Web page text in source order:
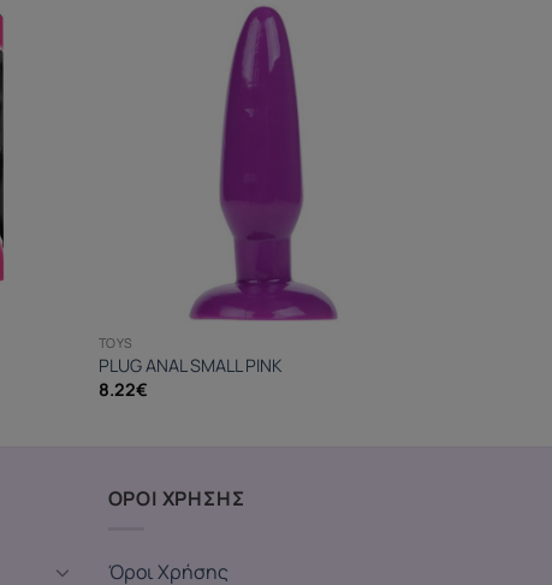
TOYS
PLUG ANAL SMALL PINK
8.22€
ΟΡΟΙ ΧΡΗΣΗΣ
Όροι Χρήσης